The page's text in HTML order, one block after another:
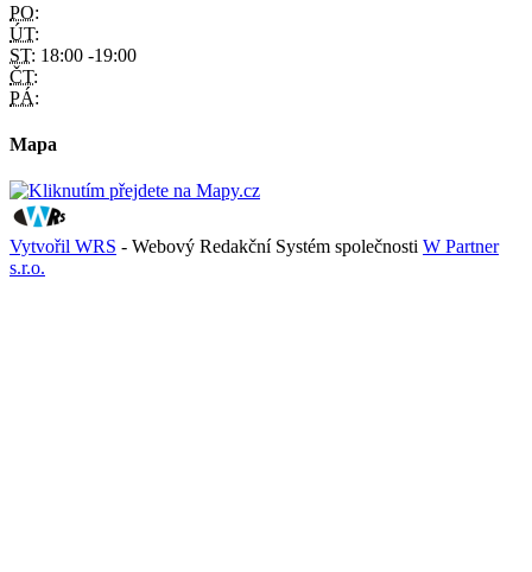
PO:
ÚT:
ST: 18:00 -19:00
ČT:
PÁ:
Mapa
Vytvořil WRS - Webový Redakční Systém společnosti W Partner
s.r.o.